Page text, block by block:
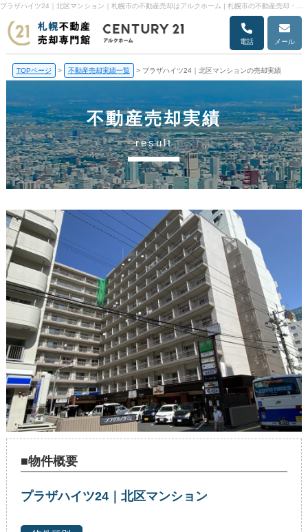
電話 メール
TOPページ > 不動産売却実績一覧 > プラザハイツ24｜北区マンションの売却実績
不動産売却実績
result
■物件概要
プラザハイツ24｜北区マンション